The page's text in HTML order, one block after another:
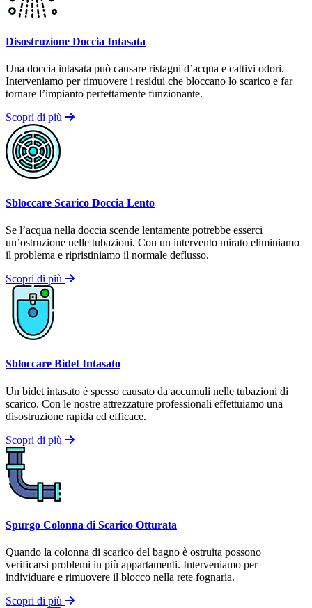
Disostruzione Doccia Intasata
Una doccia intasata può causare ristagni d’acqua e cattivi odori.
Interveniamo per rimuovere i residui che bloccano lo scarico e far
tornare l’impianto perfettamente funzionante.
Scopri di più
Sbloccare Scarico Doccia Lento
Se l’acqua nella doccia scende lentamente potrebbe esserci
un’ostruzione nelle tubazioni. Con un intervento mirato eliminiamo
il problema e ripristiniamo il normale deflusso.
Scopri di più
Sbloccare Bidet Intasato
Un bidet intasato è spesso causato da accumuli nelle tubazioni di
scarico. Con le nostre attrezzature professionali effettuiamo una
disostruzione rapida ed efficace.
Scopri di più
Spurgo Colonna di Scarico Otturata
Quando la colonna di scarico del bagno è ostruita possono
verificarsi problemi in più appartamenti. Interveniamo per
individuare e rimuovere il blocco nella rete fognaria.
Scopri di più